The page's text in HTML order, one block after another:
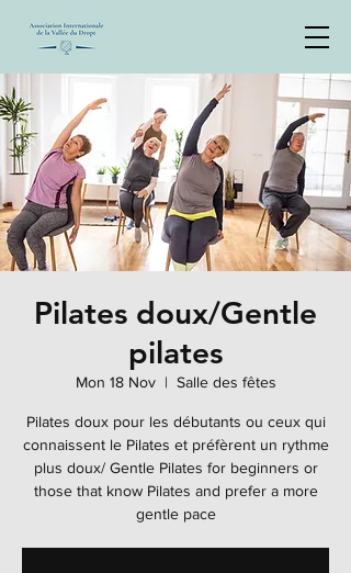
Pilates doux/Gentle
pilates
Mon 18 Nov
  |
Salle des fêtes
Pilates doux pour les débutants ou ceux qui
connaissent le Pilates et préfèrent un rythme
plus doux/ Gentle Pilates for beginners or
those that know Pilates and prefer a more
gentle pace